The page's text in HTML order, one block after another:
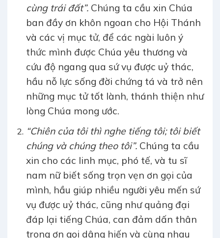
cùng trái đất”. Chúng ta cầu xin Chúa
ban đầy ơn khôn ngoan cho Hội Thánh
và các vị mục tử, để các ngài luôn ý
thức mình được Chúa yêu thương và
cứu độ ngang qua sứ vụ được uỷ thác,
hầu nỗ lực sống đời chứng tá và trở nên
những mục tử tốt lành, thánh thiện như
lòng Chúa mong ước.
“Chiên của tôi thì nghe tiếng tôi; tôi biết
chúng và chúng theo tôi”. Chúng ta cầu
xin cho các linh mục, phó tế, và tu sĩ
nam nữ biết sống trọn vẹn ơn gọi của
mình, hầu giúp nhiều người yêu mến sứ
vụ được uỷ thác, cũng như quảng đại
đáp lại tiếng Chúa, can đảm dấn thân
trong ơn gọi dâng hiến và cùng nhau